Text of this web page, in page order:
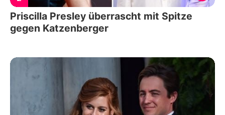
Priscilla Presley überrascht mit Spitze
gegen Katzenberger